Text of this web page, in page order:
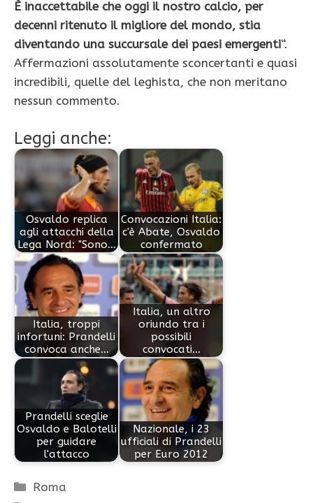
È inaccettabile che oggi il nostro calcio, per
decenni ritenuto il migliore del mondo, stia
diventando una succursale dei paesi emergenti“.
Affermazioni assolutamente sconcertanti e quasi
incredibili, quelle del leghista, che non meritano
nessun commento.
Leggi anche:
Osvaldo replica
agli attacchi della
Lega Nord: "Sono…
Convocazioni Italia:
c'è Abate, Osvaldo
confermato
Italia, troppi
infortuni: Prandelli
convoca anche…
Italia, un altro
oriundo tra i
possibili
convocati…
Prandelli sceglie
Osvaldo e Balotelli
per guidare
l'attacco
Nazionale, i 23
ufficiali di Prandelli
per Euro 2012
Categorie
Roma